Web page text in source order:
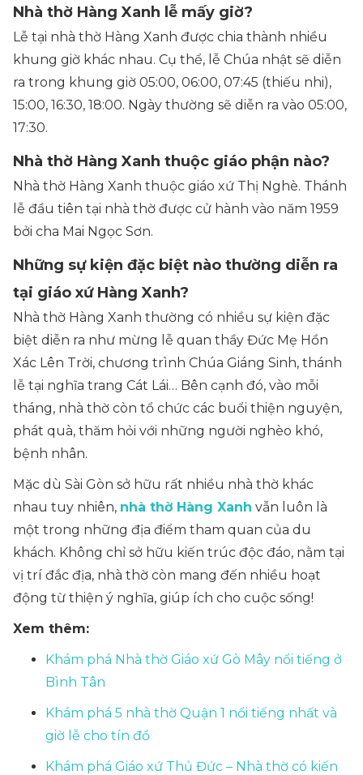
Nhà thờ Hàng Xanh lễ mấy giờ?
Lễ tại nhà thờ Hàng Xanh được chia thành nhiều
khung giờ khác nhau. Cụ thể, lễ Chúa nhật sẽ diễn
ra trong khung giờ 05:00, 06:00, 07:45 (thiếu nhi),
15:00, 16:30, 18:00. Ngày thường sẽ diễn ra vào 05:00,
17:30.
Nhà thờ Hàng Xanh thuộc giáo phận nào?
Nhà thờ Hàng Xanh thuộc giáo xứ Thị Nghè. Thánh
lễ đầu tiên tại nhà thờ được cử hành vào năm 1959
bởi cha Mai Ngọc Sơn.
Những sự kiện đặc biệt nào thường diễn ra
tại giáo xứ Hàng Xanh?
Nhà thờ Hàng Xanh thường có nhiều sự kiện đặc
biệt diễn ra như mừng lễ quan thầy Đức Mẹ Hồn
Xác Lên Trời, chương trình Chúa Giáng Sinh, thánh
lễ tại nghĩa trang Cát Lái… Bên cạnh đó, vào mỗi
tháng, nhà thờ còn tổ chức các buổi thiện nguyện,
phát quà, thăm hỏi với những người nghèo khó,
bệnh nhân.
Mặc dù Sài Gòn sở hữu rất nhiều nhà thờ khác
nhau tuy nhiên, nhà thờ Hàng Xanh vẫn luôn là
một trong những địa điểm tham quan của du
khách. Không chỉ sở hữu kiến trúc độc đáo, nằm tại
vị trí đắc địa, nhà thờ còn mang đến nhiều hoạt
động từ thiện ý nghĩa, giúp ích cho cuộc sống!
Xem thêm:
Khám phá Nhà thờ Giáo xứ Gò Mây nổi tiếng ở
Bình Tân
Khám phá 5 nhà thờ Quận 1 nổi tiếng nhất và
giờ lễ cho tín đồ
Khám phá Giáo xứ Thủ Đức – Nhà thờ có kiến